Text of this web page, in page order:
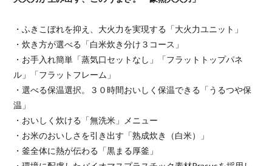
・ふきこぼれを抑え、大火力を実現する「大火力ユニット」
・炊き方が選べる「白米炊き分け３コース」
・お手入れ簡単「蒸気口セットなし」「フラットトップパネ
ル」「フラットフレーム」
・選べる保温選択。３０時間おいしく保温できる「うるつや保
温」
・おいしく炊ける「無洗米」メニュー
・お米のおいしさを引き出す「熟成炊き（白米）」
・釜全体に熱が伝わる「黒まる厚釜」